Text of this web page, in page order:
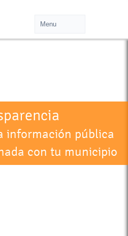
información pública
con tu municipio